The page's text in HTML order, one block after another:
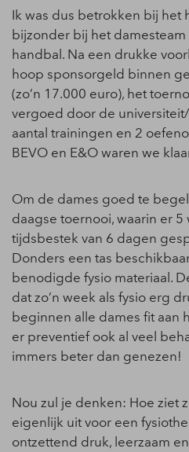
Ik was dus betrokken bij het
bijzonder bij het damesteam
handbal. Na een drukke
hoop sponsorgeld binnen
(zo’n 17.000 euro), het
vergoed door de
aantal trainingen en 2
BEVO en E&O waren we
Om de dames goed te
daagse toernooi, waarin er
tijdsbestek van 6 dagen
Donders een tas
benodigde fysio materiaal.
dat zo’n week als fysio erg
beginnen alle dames fit aan
er preventief ook al veel
immers beter dan genezen!
Nou zul je denken: Hoe ziet
eigenlijk uit voor een
ontzettend druk, leerzaam